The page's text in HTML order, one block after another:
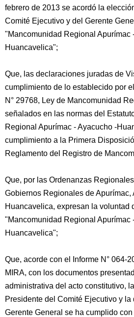
febrero de 2013 se acordó la
Comité Ejecutivo y del Gerente
"Mancomunidad Regional Apurímac
Huancavelica";
Que, las declaraciones juradas de
cumplimiento de lo establecido por
N° 29768, Ley de Mancomunidad
señalados en las normas del
Regional Apurímac - Ayacucho -
cumplimiento a la Primera
Reglamento del Registro de
Que, por las Ordenanzas
Gobiernos Regionales de Apurímac,
Huancavelica, expresan la voluntad
"Mancomunidad Regional Apurímac
Huancavelica";
Que, acorde con el Informe N° 064-
MIRA, con los documentos
administrativa del acto constitutivo,
Presidente del Comité Ejecutivo y la
Gerente General se ha cumplido